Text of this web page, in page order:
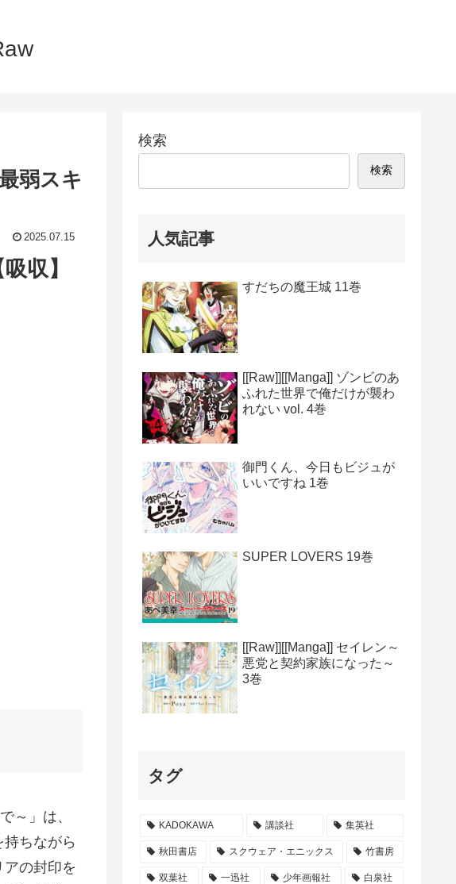
弱スキ
2025.07.15
収】
～」は、
ちながら
の封印を
検索
検索
人気記事
すだちの魔王城 11巻
[[Raw]][[Manga]] ゾンビのあ
ふれた世界で俺だけが襲わ
れない vol. 4巻
御門くん、今日もビジュが
いいですね 1巻
SUPER LOVERS 19巻
[[Raw]][[Manga]] セイレン～
悪党と契約家族になった～
3巻
タグ
KADOKAWA 講談社 集英社
秋田書店 スクウェア・エニックス 竹書房
双葉社 一迅社 少年画報社 白泉社